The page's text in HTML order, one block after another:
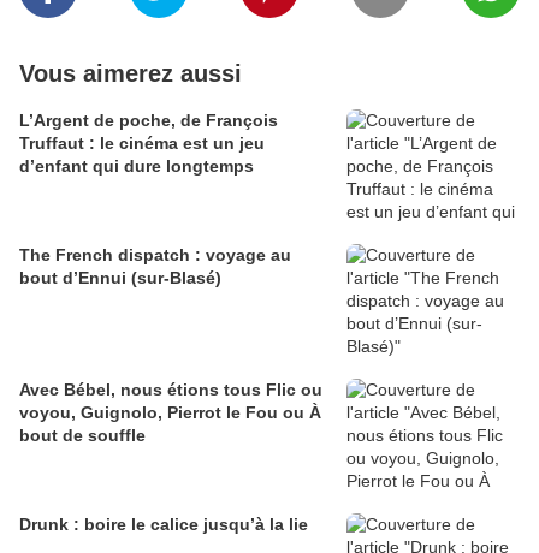
Vous aimerez aussi
L’Argent de poche, de François
Truffaut : le cinéma est un jeu
d’enfant qui dure longtemps
The French dispatch : voyage au
bout d’Ennui (sur-Blasé)
Avec Bébel, nous étions tous Flic ou
voyou, Guignolo, Pierrot le Fou ou À
bout de souffle
Drunk : boire le calice jusqu’à la lie